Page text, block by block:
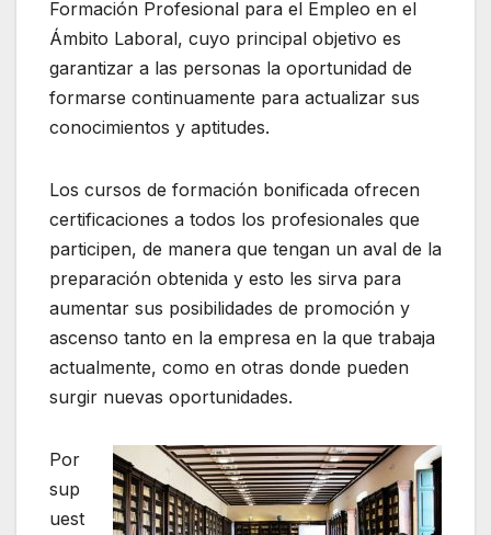
Formación Profesional para el Empleo en el
Ámbito Laboral, cuyo principal objetivo es
garantizar a las personas la oportunidad de
formarse continuamente para actualizar sus
conocimientos y aptitudes.
Los cursos de formación bonificada ofrecen
certificaciones a todos los profesionales que
participen, de manera que tengan un aval de la
preparación obtenida y esto les sirva para
aumentar sus posibilidades de promoción y
ascenso tanto en la empresa en la que trabaja
actualmente, como en otras donde pueden
surgir nuevas oportunidades.
Por
sup
uest